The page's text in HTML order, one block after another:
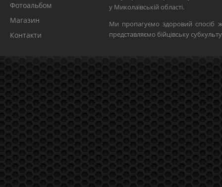
Фотоальбом
Магазин
Контакти
у Миколаївській області.
Ми пропагуємо здоровий спосіб
представляємо бійцівську